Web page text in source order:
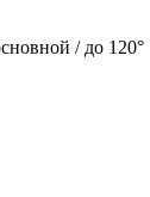
/ до 120°